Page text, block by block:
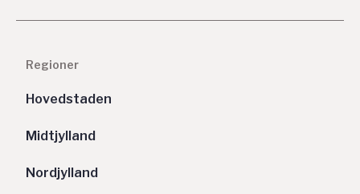
Regioner
Hovedstaden
Midtjylland
Nordjylland